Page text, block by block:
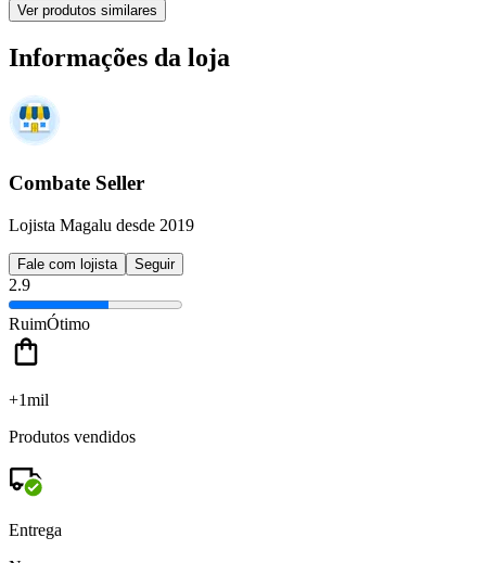
Ver produtos similares
Informações da loja
Combate Seller
Lojista Magalu desde 2019
Fale com lojista Seguir
2.9
RuimÓtimo
+1mil
Produtos vendidos
Entrega